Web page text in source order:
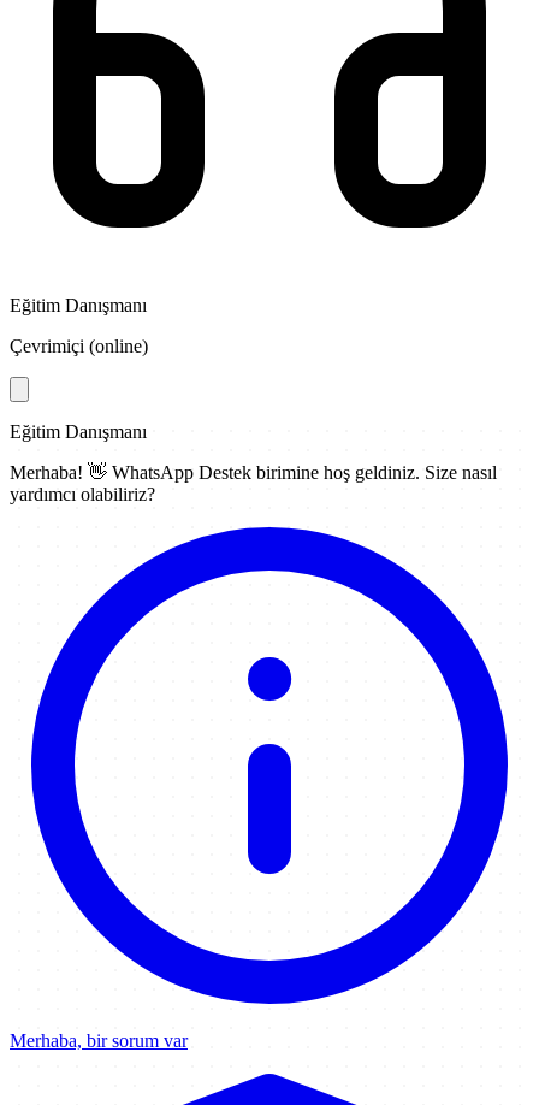
Eğitim Danışmanı
Çevrimiçi (online)
Eğitim Danışmanı
Merhaba! 👋 WhatsApp Destek birimine hoş geldiniz. Size nasıl
yardımcı olabiliriz?
Merhaba, bir sorum var